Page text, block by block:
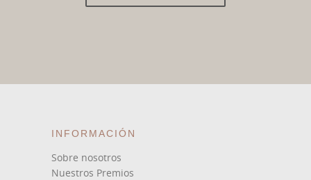
INFORMACIÓN
Sobre nosotros
Nuestros Premios